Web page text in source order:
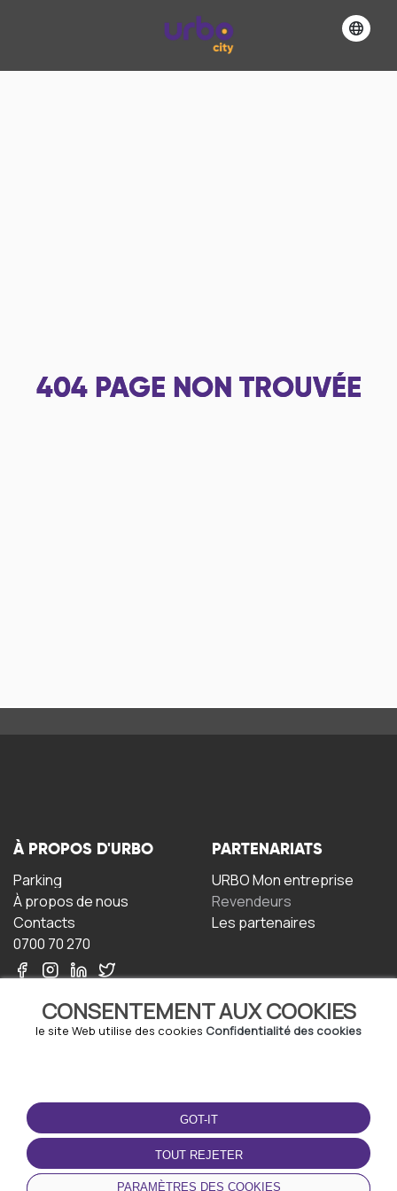
404 PAGE NON TROUVÉE
CONSENTEMENT AUX COOKIES
le site Web utilise des cookies Confidentialité des cookies
GOT-IT
TOUT REJETER
PARAMÈTRES DES COOKIES
À PROPOS D'URBO
Parking
À propos de nous
Contacts
0700 70 270
PARTENARIATS
URBO Mon entreprise
Revendeurs
Les partenaires
TERMS-OF-USE
Termes et conditions
Politique de confidentialité
Politique relative aux
cookies
TÉLÉCHARGEZ
L'APPLICATION